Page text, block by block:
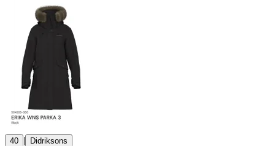
40 | Didriksons